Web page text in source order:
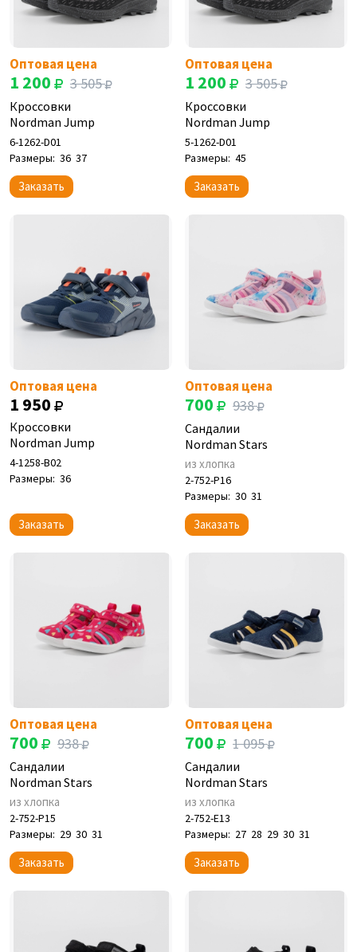
Оптовая цена
1 200 3 505
Кроссовки
Nordman Jump
6-1262-D01
Размеры: 36 37
Заказать
Оптовая цена
1 200 3 505
Кроссовки
Nordman Jump
5-1262-D01
Размеры: 45
Заказать
Оптовая цена
1 950
Кроссовки
Nordman Jump
4-1258-B02
Размеры: 36
Заказать
Оптовая цена
700 938
Сандалии
Nordman Stars
из хлопка
2-752-P16
Размеры: 30 31
Заказать
Оптовая цена
700 938
Сандалии
Nordman Stars
из хлопка
2-752-P15
Размеры: 29 30 31
Заказать
Оптовая цена
700 1 095
Сандалии
Nordman Stars
из хлопка
2-752-E13
Размеры: 27 28 29 30 31
Заказать